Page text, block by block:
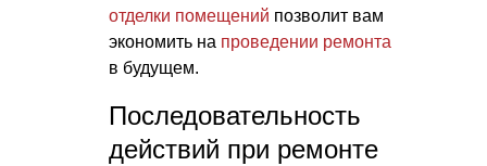
отделки помещений позволит вам
экономить на проведении ремонта
в будущем.
Последовательность
действий при ремонте